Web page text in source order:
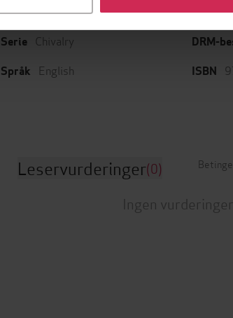
Sjanger Skjønnlitteratur,Romaner
Serie Chivalry
Språk English
Format
DRM-
ISBN
Leservurderinger(0)
Ingen